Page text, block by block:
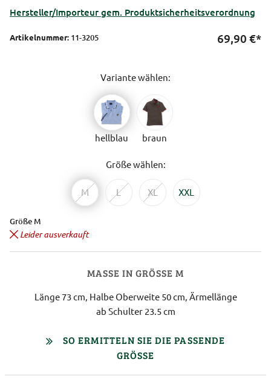
Hersteller/Importeur gem. Produktsicherheitsverordnung
Artikelnummer: 11-3205 69,90 €*
Variante wählen:
hellblau braun
Größe wählen:
M L XL XXL
Größe M
Leider ausverkauft
MASSE IN GRÖSSE M
Länge 73 cm, Halbe Oberweite 50 cm, Ärmellänge
ab Schulter 23.5 cm
SO ERMITTELN SIE DIE PASSENDE
GRÖSSE